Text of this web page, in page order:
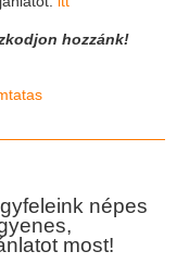
hozzánk!
népes
most!